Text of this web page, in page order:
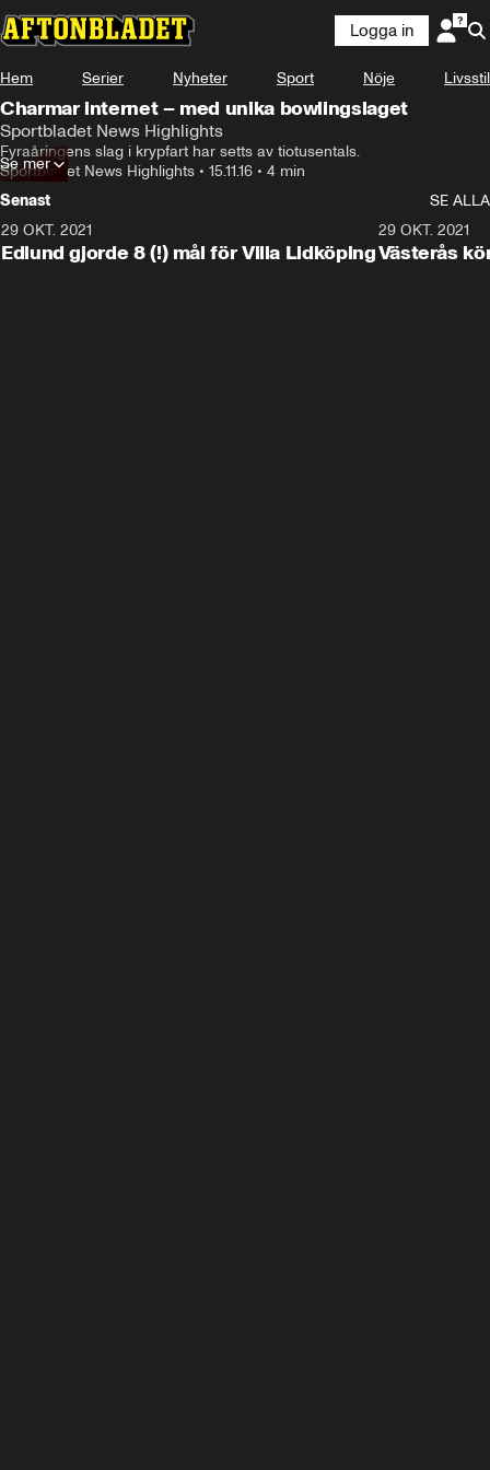
Logga in
Hem Serier Nyheter Sport Nöje Livsstil
Charmar internet – med unika bowlingslaget
Sportbladet News Highlights
Fyraåringens slag i krypfart har setts av tiotusentals.
Sportbladet News Highlights • 15.11.16 • 4 min
Se mer
Senast
SE ALLA
29 OKT. 2021
Edlund gjorde 8 (!) mål för Villa Lidköping
29 OKT. 2021
Västerås